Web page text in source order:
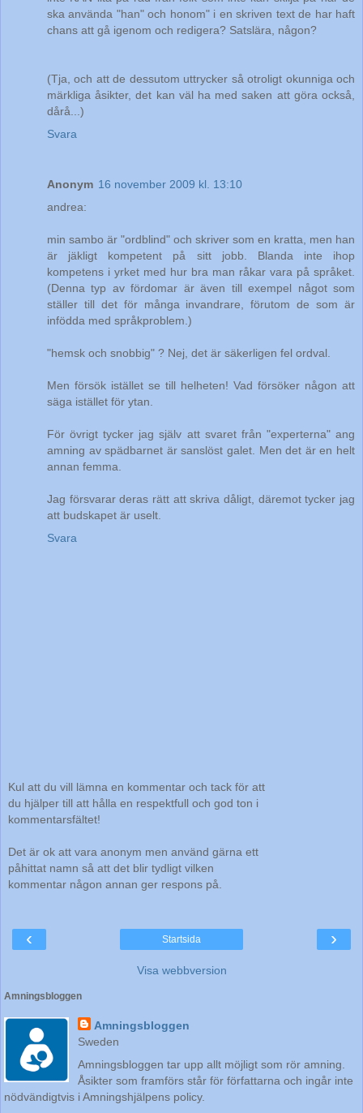
ska använda "han" och honom" i en skriven text de har haft
chans att gå igenom och redigera? Satslära, någon?
(Tja, och att de dessutom uttrycker så otroligt okunniga och
märkliga åsikter, det kan väl ha med saken att göra också,
dårå...)
Svara
Anonym 16 november 2009 kl. 13:10
andrea:
min sambo är "ordblind" och skriver som en kratta, men han
är jäkligt kompetent på sitt jobb. Blanda inte ihop
kompetens i yrket med hur bra man råkar vara på språket.
(Denna typ av fördomar är även till exempel något som
ställer till det för många invandrare, förutom de som är
infödda med språkproblem.)
"hemsk och snobbig" ? Nej, det är säkerligen fel ordval.
Men försök istället se till helheten! Vad försöker någon att
säga istället för ytan.
För övrigt tycker jag själv att svaret från "experterna" ang
amning av spädbarnet är sanslöst galet. Men det är en helt
annan femma.
Jag försvarar deras rätt att skriva dåligt, däremot tycker jag
att budskapet är uselt.
Svara
Kul att du vill lämna en kommentar och tack för att
du hjälper till att hålla en respektfull och god ton i
kommentarsfältet!
Det är ok att vara anonym men använd gärna ett
påhittat namn så att det blir tydligt vilken
kommentar någon annan ger respons på.
‹ ›
Startsida
Visa webbversion
Amningsbloggen
Amningsbloggen
Sweden
Amningsbloggen tar upp allt möjligt som rör amning.
Åsikter som framförs står för författarna och ingår inte
nödvändigtvis i Amningshjälpens policy.